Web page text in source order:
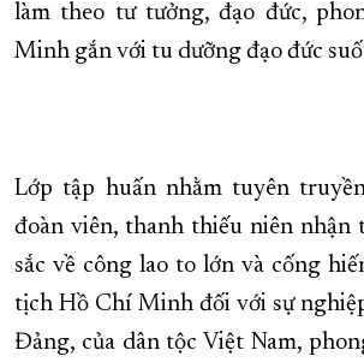
làm theo tư tưởng, đạo đức,
Minh gắn với tu dưỡng đạo đức
Lớp tập huấn nhằm tuyên
đoàn viên, thanh thiếu niên nhận
sắc về công lao to lớn và cống
tịch Hồ Chí Minh đối với sự
Đảng, của dân tộc Việt Nam,